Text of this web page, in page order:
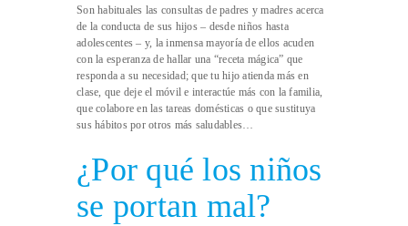
Son habituales las consultas de padres y madres acerca
de la conducta de sus hijos – desde niños hasta
adolescentes – y, la inmensa mayoría de ellos acuden
con la esperanza de hallar una “receta mágica” que
responda a su necesidad; que tu hijo atienda más en
clase, que deje el móvil e interactúe más con la familia,
que colabore en las tareas domésticas o que sustituya
sus hábitos por otros más saludables…
¿Por qué los niños
se portan mal?